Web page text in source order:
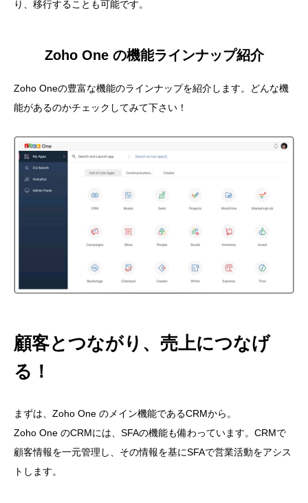
り、移行することも可能です。
Zoho One の機能ラインナップ紹介
Zoho Oneの豊富な機能のラインナップを紹介します。どんな機
能があるのかチェックしてみて下さい！
顧客とつながり、売上につなげ
る！
まずは、Zoho One のメイン機能であるCRMから。
Zoho One のCRMには、SFAの機能も備わっています。CRMで
顧客情報を一元管理し、その情報を基にSFAで営業活動をアシス
トします。